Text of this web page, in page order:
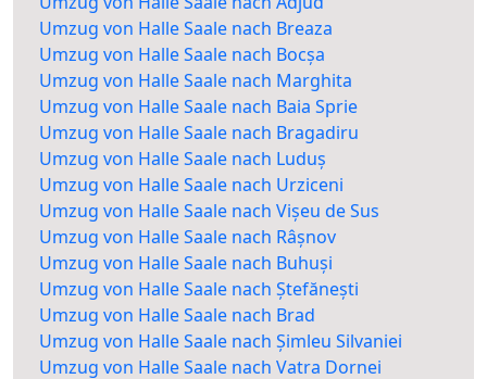
Umzug von Halle Saale nach Breaza
Umzug von Halle Saale nach Bocșa
Umzug von Halle Saale nach Marghita
Umzug von Halle Saale nach Baia Sprie
Umzug von Halle Saale nach Bragadiru
Umzug von Halle Saale nach Luduș
Umzug von Halle Saale nach Urziceni
Umzug von Halle Saale nach Vișeu de Sus
Umzug von Halle Saale nach Râșnov
Umzug von Halle Saale nach Buhuși
Umzug von Halle Saale nach Ștefănești
Umzug von Halle Saale nach Brad
Umzug von Halle Saale nach Șimleu Silvaniei
Umzug von Halle Saale nach Vatra Dornei